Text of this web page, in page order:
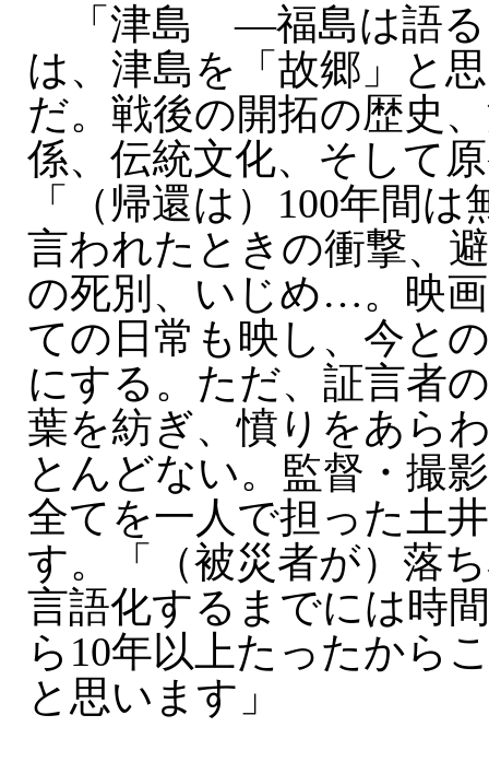
「津島 —福島は語る
は、津島を「故郷」と
だ。戦後の開拓の歴史
係、伝統文化、そして
「（帰還は）100年間
言われたときの衝撃、
の死別、いじめ…。映
ての日常も映し、今と
にする。ただ、証言者
葉を紡ぎ、憤りをあら
とんどない。監督・撮
全てを一人で担った土
す。「（被災者が）落
言語化するまでには時
ら10年以上たったから
と思います」